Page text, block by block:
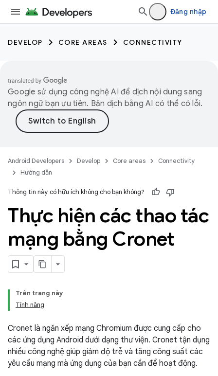
Đăng nhập
DEVELOP CORE AREAS CONNECTIVITY
Google sử dụng công nghệ AI để dịch nội dung sang
ngôn ngữ bạn ưu tiên. Bản dịch bằng AI có thể có lỗi.
Android Developers Develop Core areas
Connectivity
Hướng dẫn
Thông tin này có hữu ích không cho bạn không?
Thực hiện các thao tác
mạng bằng Cronet
Trên trang này
Tính năng
Cronet là ngăn xếp mạng Chromium được cung cấp cho
các ứng dụng Android dưới dạng thư viện. Cronet tận dụng
nhiều công nghệ giúp giảm độ trễ và tăng công suất các
yêu cầu mạng mà ứng dụng của bạn cần để hoạt động.